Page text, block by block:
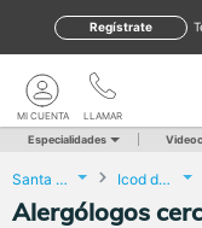
Regístrate
LLAMAR
MI CUENTA
Especialidades
Santa Cruz de Tenerife Icod de los Vinos
Alergólogos